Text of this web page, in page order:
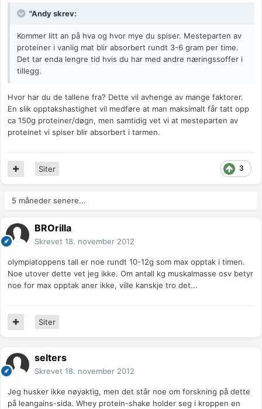
"Andy skrev:
Kommer litt an på hva og hvor mye du spiser. Mesteparten av
proteiner i vanlig mat blir absorbert rundt 3-6 gram per time.
Det tar enda lengre tid hvis du har med andre næringssoffer i
tillegg.
Hvor har du de tallene fra? Dette vil avhenge av mange faktorer.
En slik opptakshastighet vil medføre at man maksimalt får tatt opp
ca 150g proteiner/døgn, men samtidig vet vi at mesteparten av
proteinet vi spiser blir absorbert i tarmen.
3
Siter
5 måneder senere...
BROrilla
Skrevet 18. november 2012
olympiatoppens tall er noe rundt 10-12g som max opptak i timen.
Noe utover dette vet jeg ikke. Om antall kg muskalmasse osv betyr
noe for max opptak aner ikke, ville kanskje tro det...
Siter
selters
Skrevet 18. november 2012
Jeg husker ikke nøyaktig, men det står noe om forskning på dette
på leangains-sida. Whey protein-shake holder seg i kroppen en